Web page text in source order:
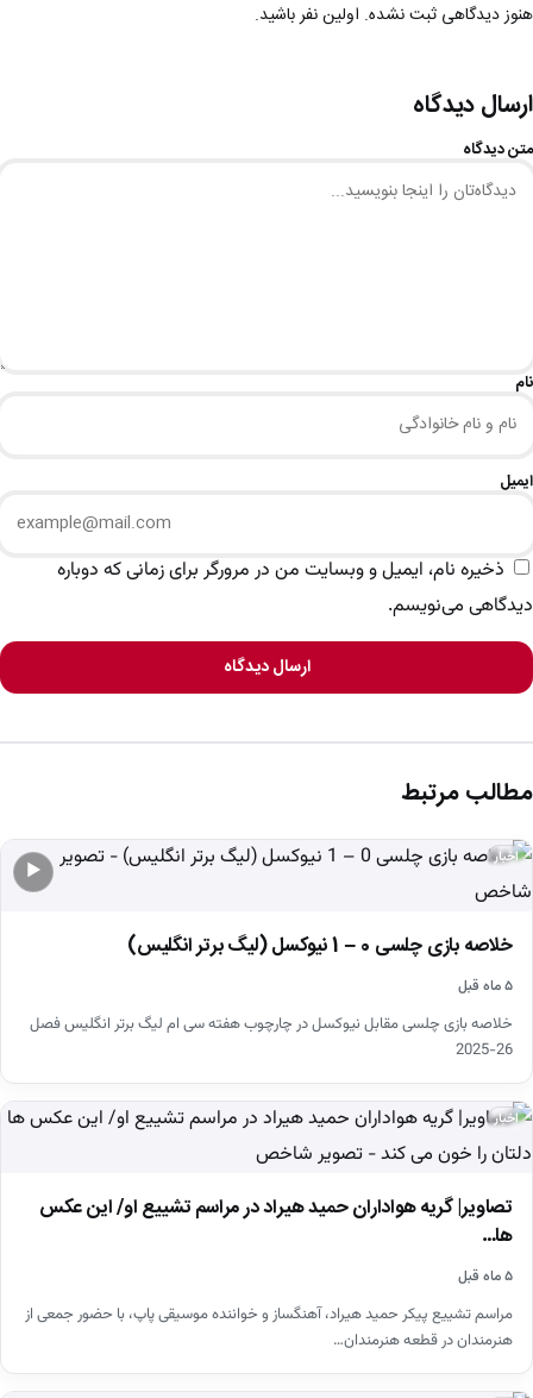
هنوز دیدگاهی ثبت نشده. اولین نفر باشید.
ارسال دیدگاه
متن دیدگاه
نام
ایمیل
ذخیره نام، ایمیل و وبسایت من در مرورگر برای زمانی که دوباره
دیدگاهی می‌نویسم.
ارسال دیدگاه
مطالب مرتبط
▶
اخبار
خلاصه بازی چلسی 0 – 1 نیوکسل (لیگ برتر انگلیس)
۵ ماه قبل
خلاصه بازی چلسی مقابل نیوکسل در چارچوب هفته سی ام لیگ برتر انگلیس فصل
26-2025
اخبار
تصاویر| گریه هواداران حمید هیراد در مراسم تشییع او/ این عکس
ها…
۵ ماه قبل
مراسم تشییع پیکر حمید هیراد، آهنگساز و خواننده موسیقی پاپ، با حضور جمعی از
هنرمندان در قطعه هنرمندان…